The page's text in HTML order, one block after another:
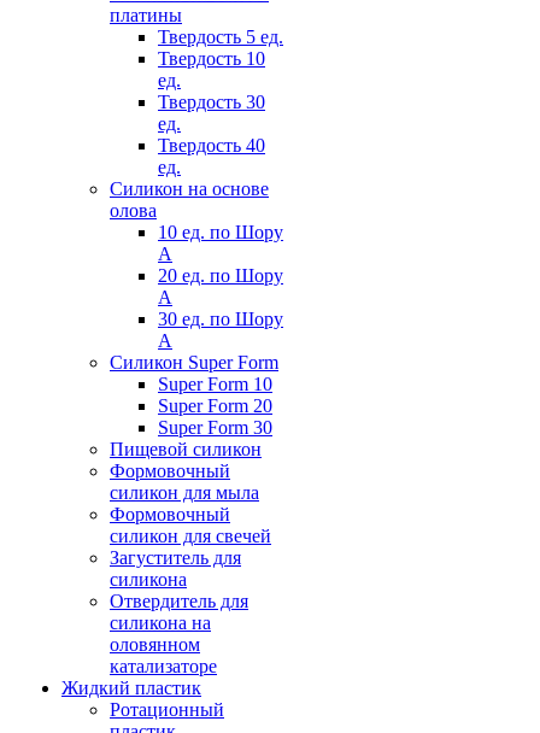
платины
Твердость 5 ед.
Твердость 10
ед.
Твердость 30
ед.
Твердость 40
ед.
Силикон на основе
олова
10 ед. по Шору
А
20 ед. по Шору
А
30 ед. по Шору
А
Силикон Super Form
Super Form 10
Super Form 20
Super Form 30
Пищевой силикон
Формовочный
силикон для мыла
Формовочный
силикон для свечей
Загуститель для
силикона
Отвердитель для
силикона на
оловянном
катализаторе
Жидкий пластик
Ротационный